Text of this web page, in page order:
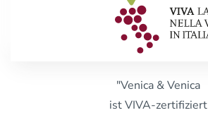
"Venica & Venica
ist VIVA-zertifiziert